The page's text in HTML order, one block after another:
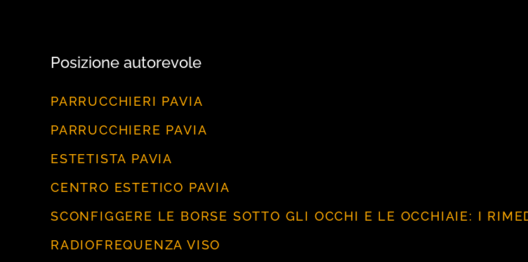
Posizione autorevole
PARRUCCHIERI PAVIA
PARRUCCHIERE PAVIA
ESTETISTA PAVIA
CENTRO ESTETICO PAVIA
SCONFIGGERE LE BORSE SOTTO GLI OCCHI E LE OCCHIAIE: I
RADIOFREQUENZA VISO